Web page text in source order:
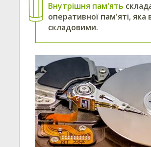
Внутрішня пам'ять
оперативної пам'яті,
складовими.